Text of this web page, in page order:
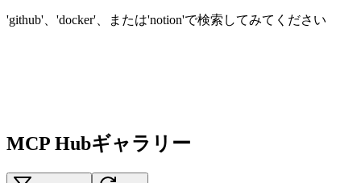
'github'、'docker'、または'notion'で検索してみてください
MCP Hubギャラリー